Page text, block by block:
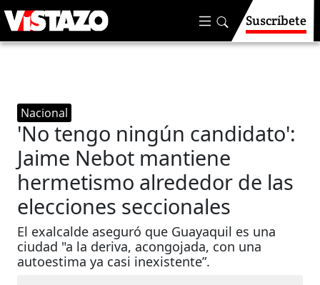
Suscríbete
Nacional
'No tengo ningún candidato':
Jaime Nebot mantiene
hermetismo alrededor de las
elecciones seccionales
El exalcalde aseguró que Guayaquil es una
ciudad "a la deriva, acongojada, con una
autoestima ya casi inexistente”.